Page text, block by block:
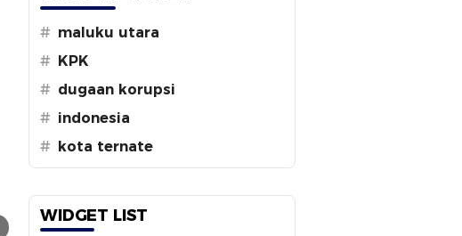
# maluku utara
# KPK
# dugaan korupsi
# indonesia
# kota ternate
WIDGET LIST